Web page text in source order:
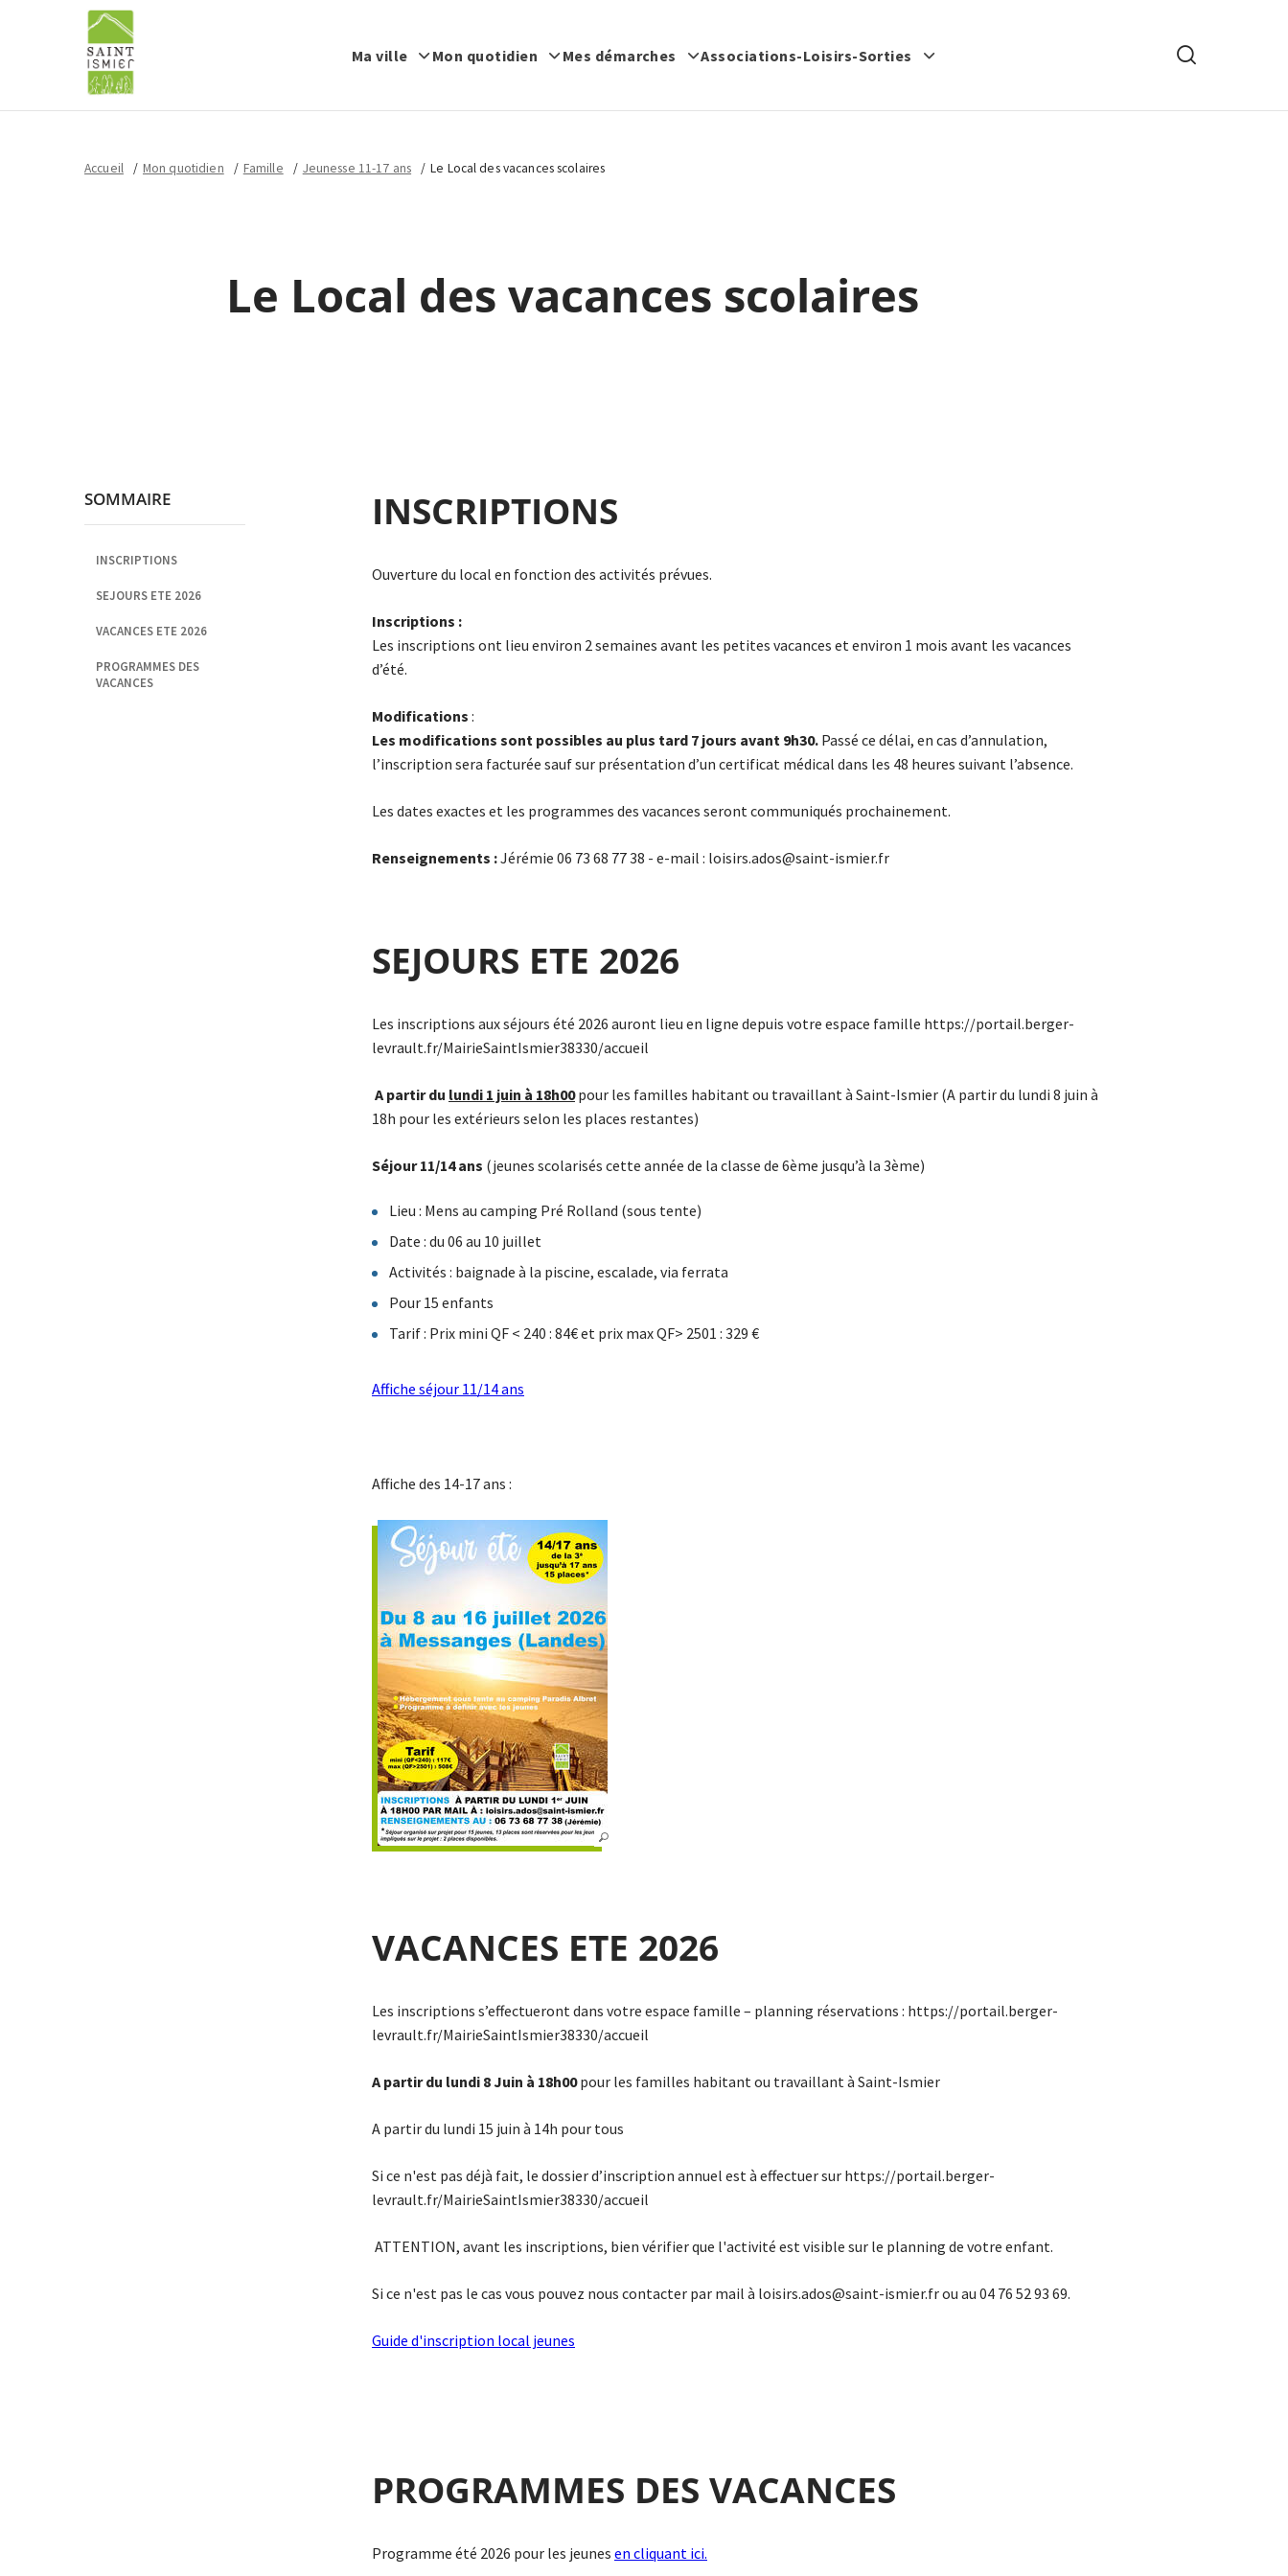
Ma ville Mon quotidien Mes démarches Associations-Loisirs-Sorties Rechercher
Accueil Mon quotidien Famille Jeunesse 11-17 ans Le Local des vacances scolaires
Le Local des vacances scolaires
SOMMAIRE
INSCRIPTIONS
SEJOURS ETE 2026
VACANCES ETE 2026
PROGRAMMES DES
VACANCES
INSCRIPTIONS
Ouverture du local en fonction des activités prévues.
Inscriptions :
Les inscriptions ont lieu environ 2 semaines avant les petites vacances et environ 1 mois avant les vacances
d’été.
Modifications :
Les modifications sont possibles au plus tard 7 jours avant 9h30. Passé ce délai, en cas d’annulation,
l’inscription sera facturée sauf sur présentation d’un certificat médical dans les 48 heures suivant l’absence.
Les dates exactes et les programmes des vacances seront communiqués prochainement.
Renseignements :Jérémie 06 73 68 77 38 - e-mail : loisirs.ados@saint-ismier.fr
SEJOURS ETE 2026
Les inscriptions aux séjours été 2026 auront lieu en ligne depuis votre espace famille https://portail.berger-
levrault.fr/MairieSaintIsmier38330/accueil
A partir du lundi 1 juin à 18h00pour les familles habitant ou travaillant à Saint-Ismier (A partir du lundi 8 juin à
18h pour les extérieurs selon les places restantes)
Séjour 11/14 ans (jeunes scolarisés cette année de la classe de 6ème jusqu’à la 3ème)
Lieu : Mens au camping Pré Rolland (sous tente)
Date : du 06 au 10 juillet
Activités : baignade à la piscine, escalade, via ferrata
Pour 15 enfants
Tarif : Prix mini QF < 240 : 84€ et prix max QF> 2501 : 329 €
Affiche séjour 11/14 ans
Affiche des 14-17 ans :
VACANCES ETE 2026
Les inscriptions s’effectueront dans votre espace famille – planning réservations : https://portail.berger-
levrault.fr/MairieSaintIsmier38330/accueil
A partir du lundi 8 Juin à 18h00pour les familles habitant ou travaillant à Saint-Ismier
A partir du lundi 15 juin à 14h pour tous
Si ce n'est pas déjà fait, le dossier d’inscription annuel est à effectuer sur https://portail.berger-
levrault.fr/MairieSaintIsmier38330/accueil
ATTENTION, avant les inscriptions, bien vérifier que l'activité est visible sur le planning de votre enfant.
Si ce n'est pas le cas vous pouvez nous contacter par mail à loisirs.ados@saint-ismier.fr ou au 04 76 52 93 69.
Guide d'inscription local jeunes
PROGRAMMES DES VACANCES
Programme été 2026 pour les jeunes en cliquant ici.